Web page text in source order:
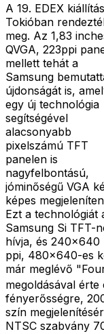
A 19. EDEX
Tokióban
meg. Az 1,83
QVGA, 223ppi
mellett tehát a
Samsung
újdonságát is,
egy új technológia
segítségével
alacsonyabb
pixelszámú TFT
panelen is
nagyfelbontású,
jóminőségű VGA
képes
Ezt a technológiát
Samsung Si TFT-
hívja, és 240x640
ppi, 480x640-es
már meglévő
megoldásával
fényerősségre,
szín
NTSC szabvány